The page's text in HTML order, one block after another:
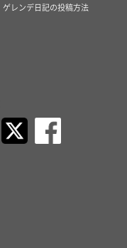
ゲレンデ日記の投稿方法